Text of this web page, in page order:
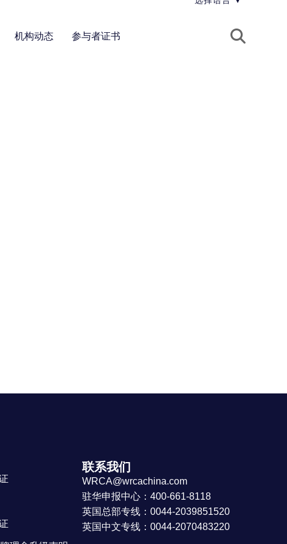
机构动态 参与者证书
联系我们
WRCA@wrcachina.com
驻华申报中心：400-661-8118
英国总部专线：0044-2039851520
英国中文专线：0044-2070483220